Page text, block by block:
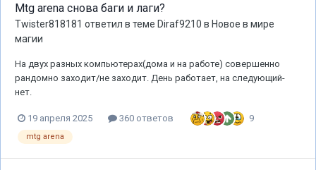
Mtg arena снова баги и лаги?
Twister818181 ответил в теме Diraf9210 в Новое в мире
магии
На двух разных компьютерах(дома и на работе) совершенно
рандомно заходит/не заходит. День работает, на следующий-
нет.
19 апреля 2025 360 ответов 9
mtg arena